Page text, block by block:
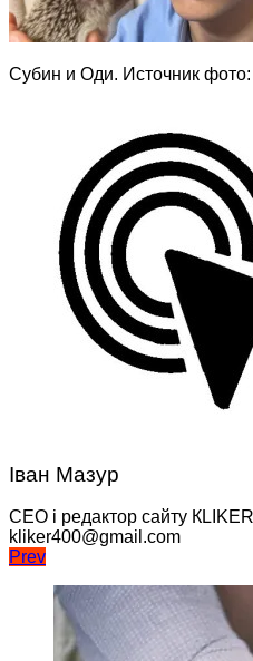
Субин и Оди. Источник
Іван Мазур
CEO і редактор сайту
kliker400@gmail.com
Навігація
записів
Prev